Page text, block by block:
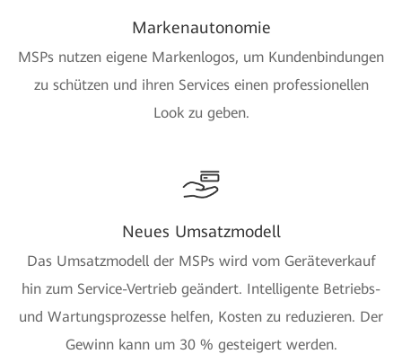
Markenautonomie
MSPs nutzen eigene Markenlogos, um Kundenbindungen
zu schützen und ihren Services einen professionellen
Look zu geben.
Neues Umsatzmodell
Das Umsatzmodell der MSPs wird vom Geräteverkauf
hin zum Service-Vertrieb geändert. Intelligente Betriebs-
und Wartungsprozesse helfen, Kosten zu reduzieren. Der
Gewinn kann um 30 % gesteigert werden.